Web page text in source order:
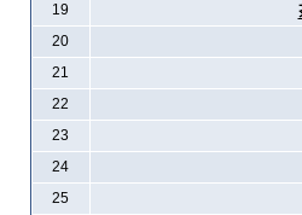
19
20
21
22
23
24
25